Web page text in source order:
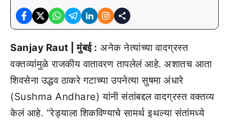
Sanjay Raut | मुंबई : अनेक नेत्यांच्या वादग्रस्त
वक्तव्यांमुळे राजकीय वातावरण तापलेलं आहे. अशातच आता
शिवसेना उद्धव ठाकरे गटाच्या उपनेत्या सुषमा अंधारे
(Sushma Andhare) यांनी संतांबद्दल वादग्रस्त वक्तव्य
केलं आहे. “रेड्याला शिकविण्याचे सामर्थ इथल्या संतांमध्ये